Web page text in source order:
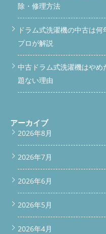
除・修理方法
ドラム式洗濯機の中古は
プロが解説
中古ドラム式洗濯機はや
題ない理由
アーカイブ
2026年8月
2026年7月
2026年6月
2026年5月
2026年4月